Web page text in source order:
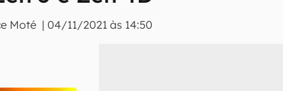
Moté |04/11/2021 às 14:50